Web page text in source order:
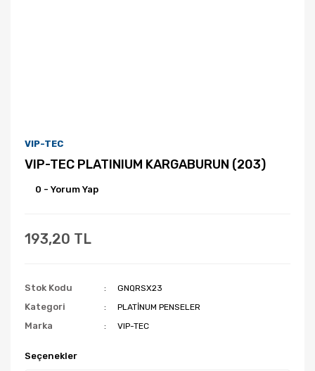
VIP-TEC
VIP-TEC PLATINIUM KARGABURUN (203)
0 - Yorum Yap
193,20 TL
Stok Kodu GNQRSX23
Kategori PLATİNUM PENSELER
Marka VIP-TEC
Seçenekler